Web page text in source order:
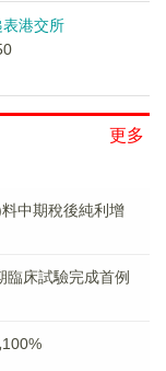
表港交所
更多
中期稅後純利增
床試驗完成首例